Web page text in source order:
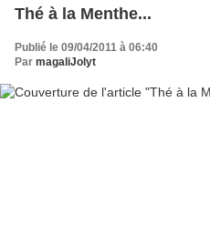
Thé à la Menthe...
Publié le 09/04/2011 à 06:40
Par magaliJolyt